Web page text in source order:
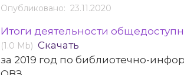
Опубликовано: 23.11.2020
Итоги деятельности
(1.0 Mb) Скачать
за 2019 год по библиотечно-